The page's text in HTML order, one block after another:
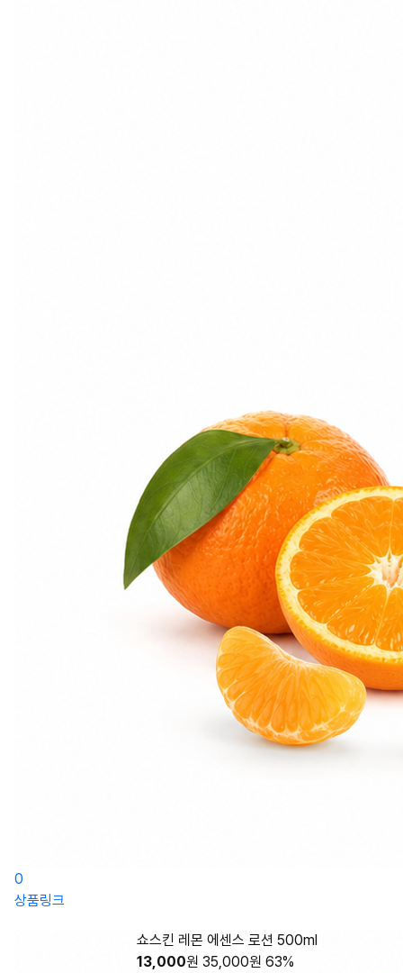
0
상품링크
쇼스킨 레몬 에센스 로션 500ml
13,000원 35,000원 63%